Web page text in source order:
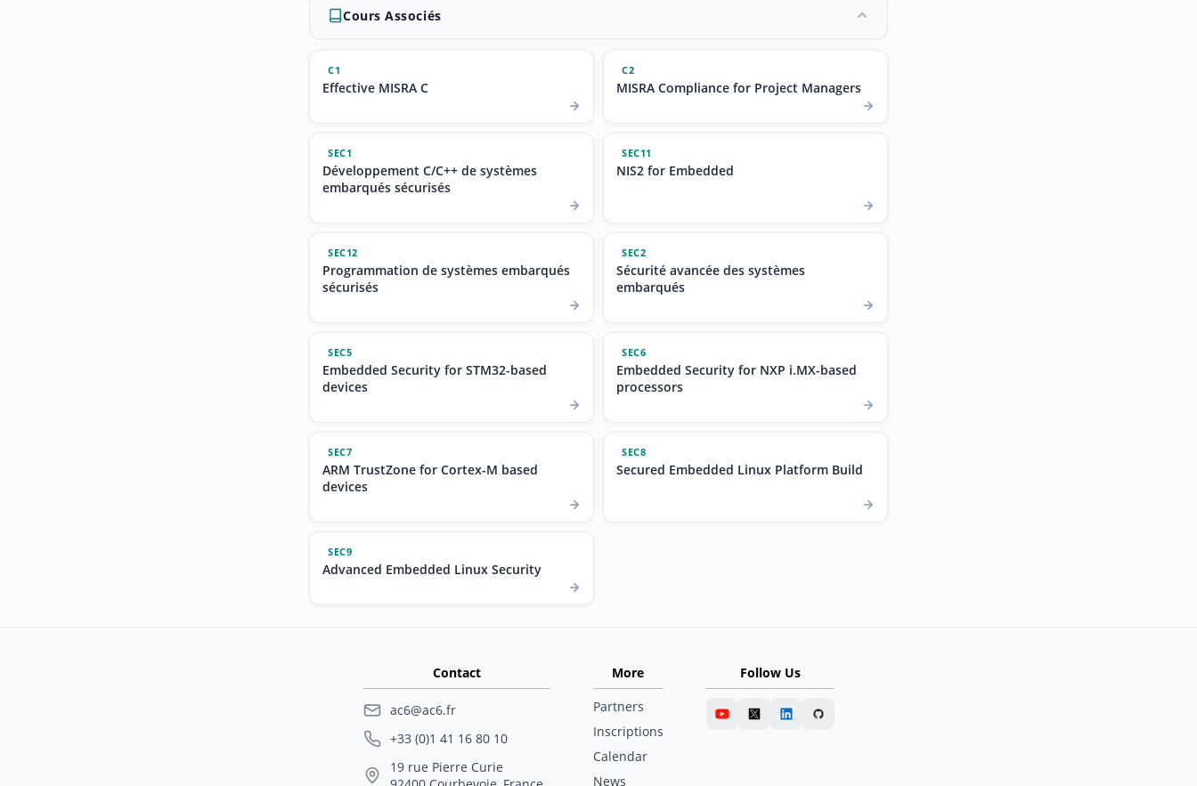
Cours Associés
C1
Effective MISRA C
C2
MISRA Compliance for Project Managers
SEC1
Développement C/C++ de systèmes
embarqués sécurisés
SEC11
NIS2 for Embedded
SEC12
Programmation de systèmes embarqués
sécurisés
SEC2
Sécurité avancée des systèmes
embarqués
SEC5
Embedded Security for STM32-based
devices
SEC6
Embedded Security for NXP i.MX-based
processors
SEC7
ARM TrustZone for Cortex-M based
devices
SEC8
Secured Embedded Linux Platform Build
SEC9
Advanced Embedded Linux Security
Contact
ac6@ac6.fr
+33 (0)1 41 16 80 10
19 rue Pierre Curie
More
Partners
Inscriptions
Calendar
News
Follow Us